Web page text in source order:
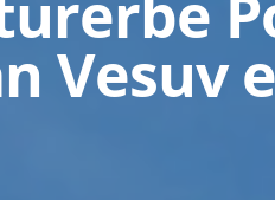
Vesuv